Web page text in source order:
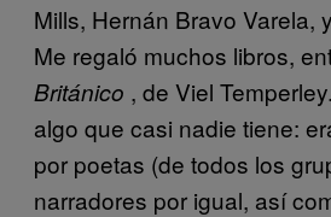
Mills, Hernán Bravo Varela,
Me regaló muchos libros,
Británico , de Viel
algo que casi nadie tiene:
por poetas (de todos los
narradores por igual, así